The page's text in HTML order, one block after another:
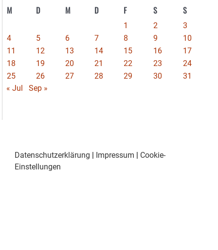
M D M D F S S
1 2
3
4
5 6 7 8 9
10
11
12 13 14 15 16
17
18
19 20 21 22 23
24
25
26 27 28 29 30
31
« Jul
Sep »
Datenschutzerklärung | Impressum | Cookie-
Einstellungen